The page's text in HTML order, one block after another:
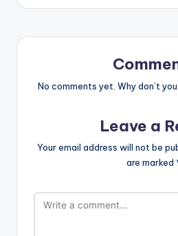
No comments yet. Why don’t
Leave a
Your email address will not be
are marked